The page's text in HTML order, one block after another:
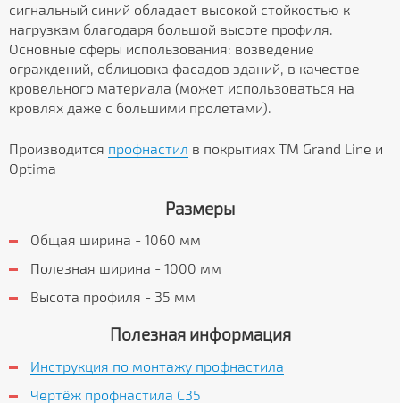
сигнальный синий обладает высокой стойкостью к
нагрузкам благодаря большой высоте профиля.
Основные сферы использования: возведение
ограждений, облицовка фасадов зданий, в качестве
кровельного материала (может использоваться на
кровлях даже с большими пролетами).
Производится профнастил в покрытиях ТМ Grand Line и
Optima
Размеры
Общая ширина - 1060 мм
Полезная ширина - 1000 мм
Высота профиля - 35 мм
Полезная информация
Инструкция по монтажу профнастила
Чертёж профнастила C35